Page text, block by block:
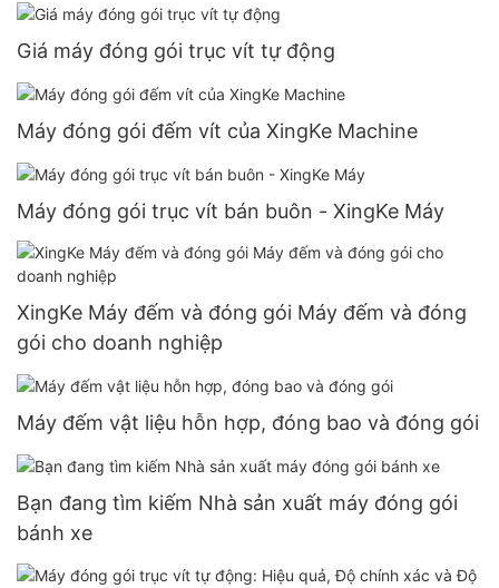
Giá máy đóng gói trục vít tự động
Máy đóng gói đếm vít của XingKe Machine
Máy đóng gói trục vít bán buôn - XingKe Máy
XingKe Máy đếm và đóng gói Máy đếm và đóng
gói cho doanh nghiệp
Máy đếm vật liệu hỗn hợp, đóng bao và đóng gói
Bạn đang tìm kiếm Nhà sản xuất máy đóng gói
bánh xe